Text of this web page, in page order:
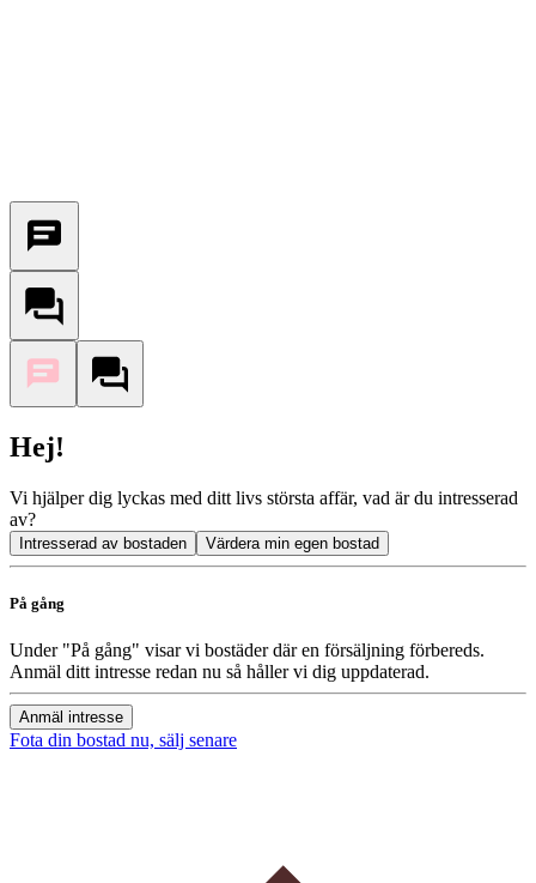
Hej!
Vi hjälper dig lyckas med ditt livs största affär, vad är du intresserad
av?
Intresserad av bostaden Värdera min egen bostad
På gång
Under "På gång" visar vi bostäder där en försäljning förbereds.
Anmäl ditt intresse redan nu så håller vi dig uppdaterad.
Anmäl intresse
Fota din bostad nu, sälj senare